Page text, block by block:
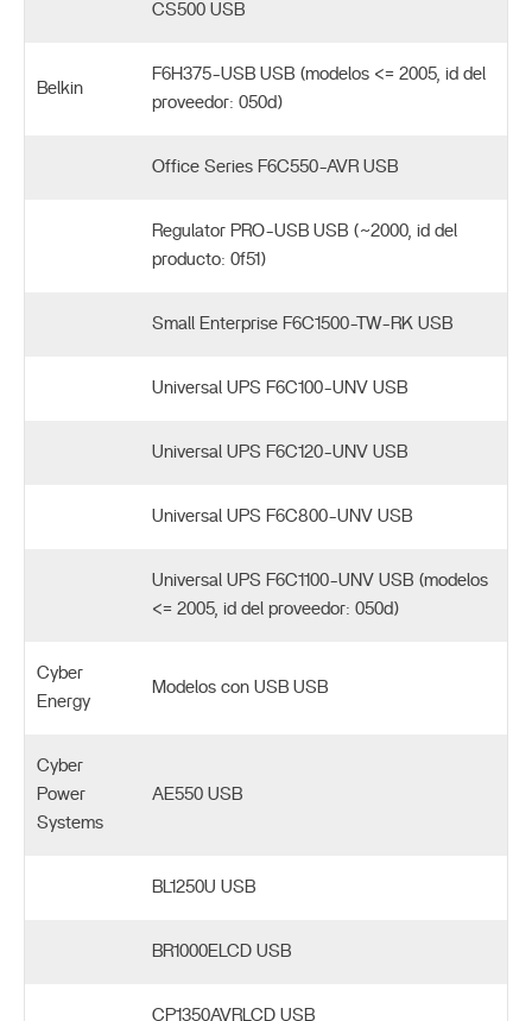
CS500 USB
Belkin
F6H375-USB USB (modelos <= 2005, id del
proveedor: 050d)
Office Series F6C550-AVR USB
Regulator PRO-USB USB (~2000, id del
producto: 0f51)
Small Enterprise F6C1500-TW-RK USB
Universal UPS F6C100-UNV USB
Universal UPS F6C120-UNV USB
Universal UPS F6C800-UNV USB
Universal UPS F6C1100-UNV USB (modelos
<= 2005, id del proveedor: 050d)
Cyber
Energy
Modelos con USB USB
Cyber
Power
Systems
AE550 USB
BL1250U USB
BR1000ELCD USB
CP1350AVRLCD USB